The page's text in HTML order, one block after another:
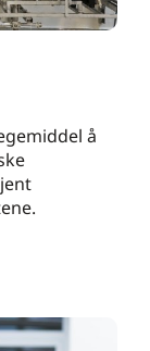
å